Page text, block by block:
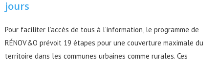
jours
Pour faciliter l’accès de tous à l’information, le programme de
RÉNOV&O prévoit 19 étapes pour une couverture maximale du
territoire dans les communes urbaines comme rurales. Ces